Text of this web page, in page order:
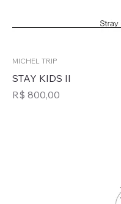
MICHEL TRIP
STAY KIDS II
Preço
R$ 800,00